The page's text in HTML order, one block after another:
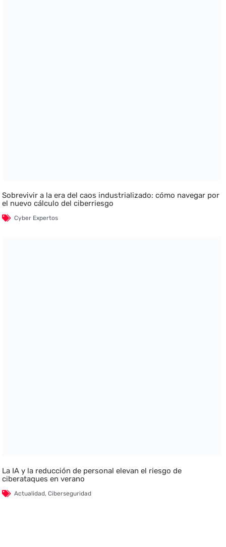
Sobrevivir a la era del caos industrializado: cómo navegar por
el nuevo cálculo del ciberriesgo
Cyber Expertos
La IA y la reducción de personal elevan el riesgo de
ciberataques en verano
Actualidad,Ciberseguridad